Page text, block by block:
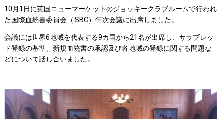
10月1日に英国ニューマーケットのジョッキークラブルームで行われ
た国際血統書委員会（ISBC）年次会議に出席しました。
会議には世界6地域を代表する9カ国から21名が出席し、サラブレッ
ド登録の基準、新規血統書の承認及び各地域の登録に関する問題な
どについて話し合いました。